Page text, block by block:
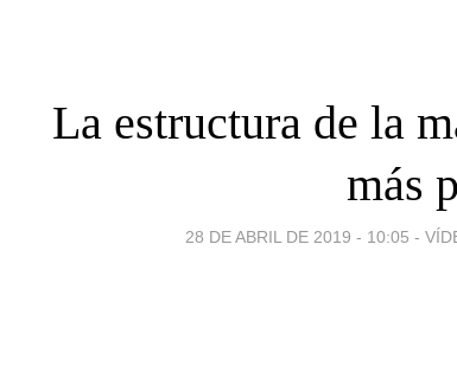
La estructura de la
más
28 DE ABRIL DE 2019 - 10:05 -